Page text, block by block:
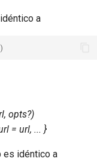
a
)
opts?)
= url, ... }
es idéntico a